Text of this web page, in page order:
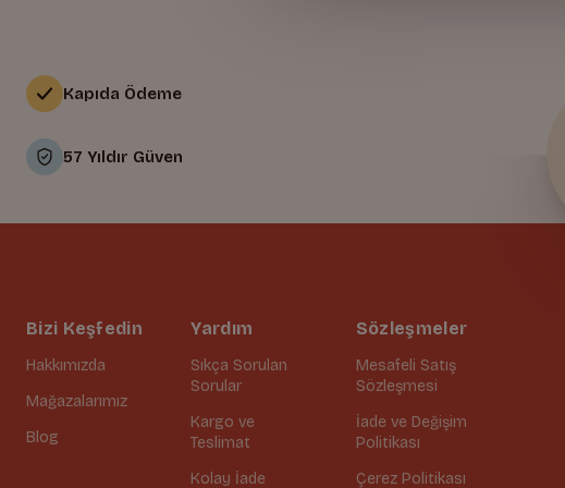
Kapıda Ödeme
57 Yıldır Güven
Bizi Keşfedin
Hakkımızda
Mağazalarımız
Blog
Yardım
Sıkça Sorulan
Sorular
Kargo ve
Teslimat
Kolay İade
Sözleşmeler
Mesafeli Satış
Sözleşmesi
İade ve Değişim
Politikası
Çerez Politikası